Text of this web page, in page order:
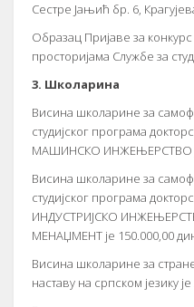
Сестре Јањић бр. 6,
Образац Пријаве за
просторијама Службе за
3. Школарина
Висина школарине за
студијског програма
МАШИНСКО ИНЖЕЊЕРСТВО
Висина школарине за
студијског програма
ИНДУСТРИЈСКО
МЕНАЏМЕНТ је 150.000,00
Висина школарине за
наставу на српском језику